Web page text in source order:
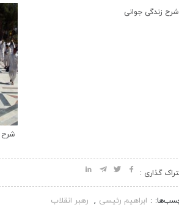
شرح زندگی جوانی
شرح
گذاری :
ابراهیم رئیسی , رهبر انقلاب